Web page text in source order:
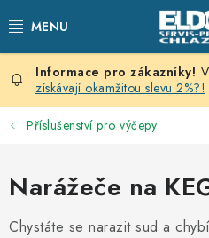
na
PRODEJNÍ CHLAZENÍ
SKLADOVACÍ CHLAZENÍ
získávají okamžitou slevu 2%?!
Příslušenství pro výčepy
Narážeče na
Chystáte se narazit sud a